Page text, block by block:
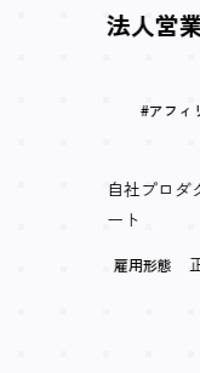
法人営
アフィ
自社プロダ
ート
雇用形態